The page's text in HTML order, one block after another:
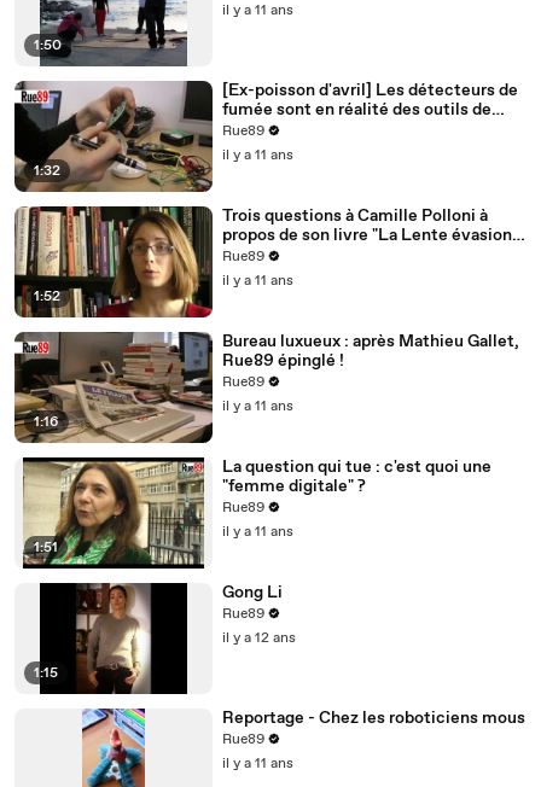
1:50
il y a 11 ans
1:32
[Ex-poisson d'avril] Les détecteurs de
fumée sont en réalité des outils de
surveillance
Rue89
il y a 11 ans
1:52
Trois questions à Camille Polloni à
propos de son livre "La Lente évasion"
(Mars 2015, Premier Parallèle)
Rue89
il y a 11 ans
1:16
Bureau luxueux : après Mathieu Gallet,
Rue89 épinglé !
Rue89
il y a 11 ans
1:51
La question qui tue : c'est quoi une
"femme digitale" ?
Rue89
il y a 11 ans
1:15
Gong Li
Rue89
il y a 12 ans
Reportage - Chez les roboticiens mous
Rue89
il y a 11 ans